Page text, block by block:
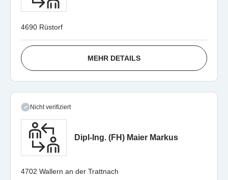
4690 Rüstorf
MEHR DETAILS
Nicht verifiziert
Dipl-Ing. (FH) Maier Markus
4702 Wallern an der Trattnach